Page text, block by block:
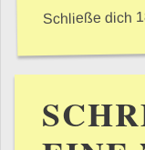
Schließe dich